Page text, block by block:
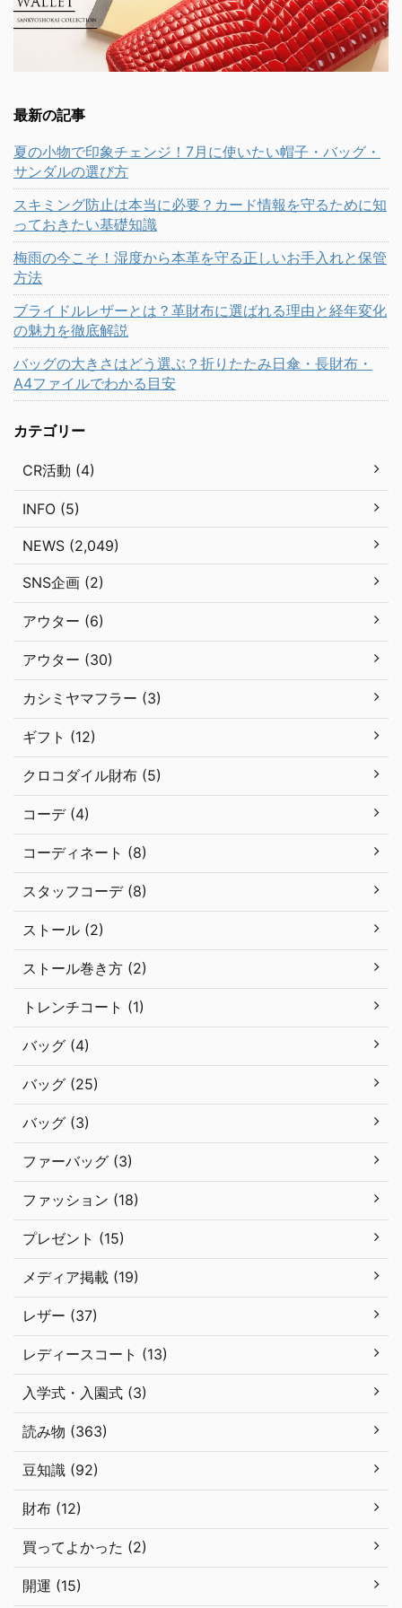
最新の記事
夏の小物で印象チェンジ！7月に使いたい帽子・バッグ・
サンダルの選び方
スキミング防止は本当に必要？カード情報を守るために知
っておきたい基礎知識
梅雨の今こそ！湿度から本革を守る正しいお手入れと保管
方法
ブライドルレザーとは？革財布に選ばれる理由と経年変化
の魅力を徹底解説
バッグの大きさはどう選ぶ？折りたたみ日傘・長財布・
A4ファイルでわかる目安
カテゴリー
CR活動 (4)
INFO (5)
NEWS (2,049)
SNS企画 (2)
アウター (6)
アウター (30)
カシミヤマフラー (3)
ギフト (12)
クロコダイル財布 (5)
コーデ (4)
コーディネート (8)
スタッフコーデ (8)
ストール (2)
ストール巻き方 (2)
トレンチコート (1)
バッグ (4)
バッグ (25)
バッグ (3)
ファーバッグ (3)
ファッション (18)
プレゼント (15)
メディア掲載 (19)
レザー (37)
レディースコート (13)
入学式・入園式 (3)
読み物 (363)
豆知識 (92)
財布 (12)
買ってよかった (2)
開運 (15)